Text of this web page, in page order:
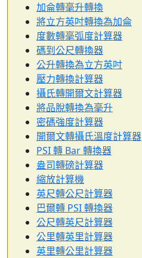
加侖轉毫升轉換
將立方英吋轉換為加侖
度數轉毫弧度計算器
碼到公尺轉換器
公升轉換為立方英吋
壓力轉換計算器
攝氏轉開爾文計算器
將品脫轉換為毫升
密碼強度計算器
開爾文轉攝氏溫度計算器
PSI 轉 Bar 轉換器
盎司轉磅計算器
縮放計算機
英尺轉公尺計算器
巴爾轉 PSI 轉換器
公尺轉英尺計算器
公里轉英里計算器
英里轉公里計算器